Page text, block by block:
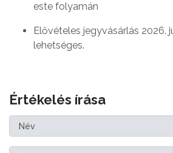
este folyamán
Elővételes jegyvásárlás 2026.
lehetséges.
Értékelés írása